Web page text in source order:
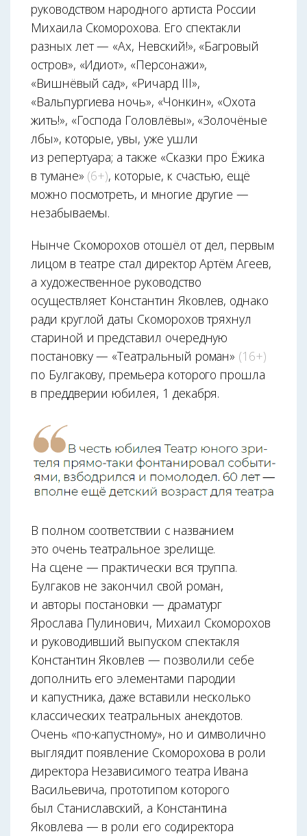
руководством народного артиста России
Михаила Скоморохова. Его спектакли
разных лет — «Ах, Невский!», «Багровый
остров», «Идиот», «Персонажи»,
«Вишнёвый сад», «Ричард III»,
«Вальпургиева ночь», «Чонкин», «Охота
жить!», «Господа Головлёвы», «Золочёные
лбы», которые, увы, уже ушли
из репертуара; а также «Сказки про Ёжика
в тумане» (6+), которые, к счастью, ещё
можно посмотреть, и многие другие —
незабываемы.
Нынче Скоморохов отошёл от дел, первым
лицом в театре стал директор Артём Агеев,
а художественное руководство
осуществляет Константин Яковлев, однако
ради круглой даты Скоморохов тряхнул
стариной и представил очередную
постановку — «Театральный роман» (16+)
по Булгакову, премьера которого прошла
в преддверии юбилея, 1 декабря.
В полном соответствии с названием
это очень театральное зрелище.
На сцене — практически вся труппа.
Булгаков не закончил свой роман,
и авторы постановки — драматург
Ярослава Пулинович, Михаил Скоморохов
и руководивший выпуском спектакля
Константин Яковлев — позволили себе
дополнить его элементами пародии
и капустника, даже вставили несколько
классических театральных анекдотов.
Очень «по-капустному», но и символично
выглядит появление Скоморохова в роли
директора Независимого театра Ивана
Васильевича, прототипом которого
был Станиславский, а Константина
Яковлева — в роли его содиректора